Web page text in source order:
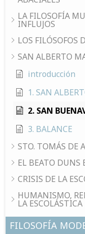
LA FILOSOFÍA
INFLUJOS
LOS FILÓSOFOS
SAN ALBERTO
introducción
1. SAN
2. SAN
3. BALANCE
STO. TOMÁS DE
EL BEATO DUNS
CRISIS DE LA
HUMANISMO,
LA ESCOLÁSTICA
FILOSOFÍA